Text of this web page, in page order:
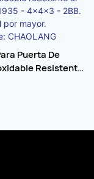
Puerta De
Resistente